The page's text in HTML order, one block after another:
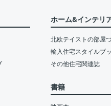
ホーム&インテリ
北欧テイストの部屋
輸入住宅スタイルブ
その他住宅関連誌
書籍